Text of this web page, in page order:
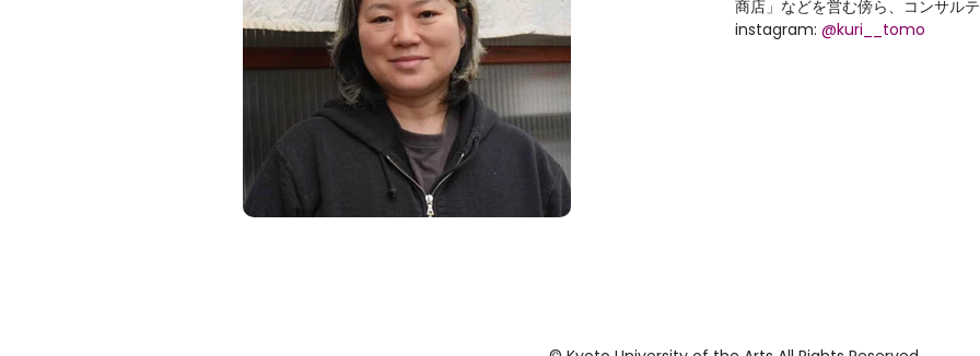
商店」などを営む傍ら、コンサル
instagram: @kuri__tomo